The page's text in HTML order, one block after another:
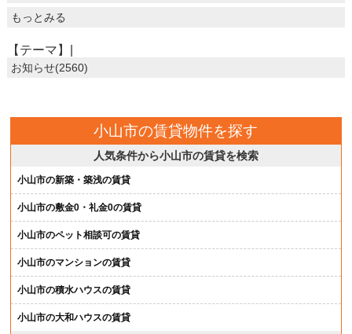
もっとみる
【テーマ】|
お知らせ(2560)
小山市の賃貸物件を探す
人気条件から小山市の賃貸を検索
小山市の新築・築浅の賃貸
小山市の敷金0・礼金0の賃貸
小山市のペット相談可の賃貸
小山市のマンションの賃貸
小山市の積水ハウスの賃貸
小山市の大和ハウスの賃貸